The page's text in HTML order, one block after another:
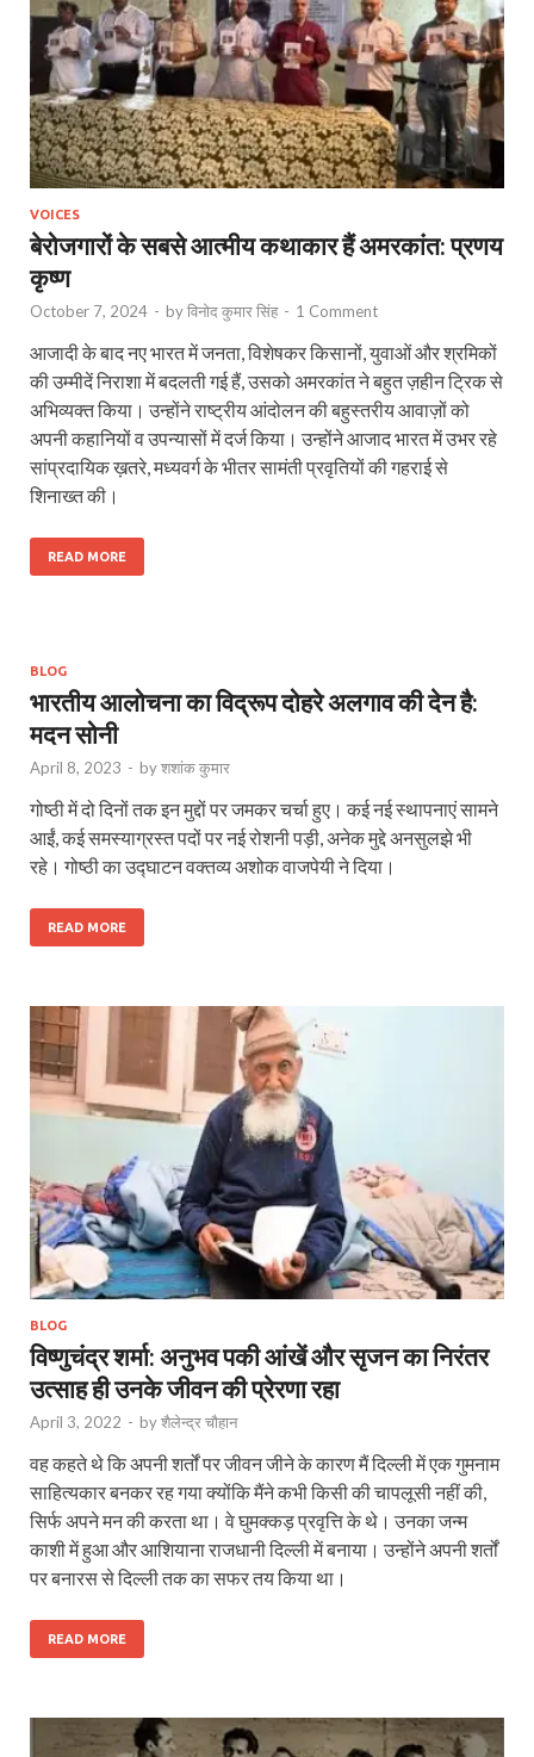
VOICES
बेरोजगारों के सबसे आत्मीय कथाकार हैं अमरकांत: प्रणय
कृष्‍ण
October 7, 2024 - byविनोद कुमार सिंह - 1 Comment
आजादी के बाद नए भारत में जनता, विशेषकर किसानों, युवाओं और श्रमिकों
की उम्मीदें निराशा में बदलती गई हैं, उसको अमरकांत ने बहुत ज़हीन ट्रिक से
अभिव्यक्त किया। उन्होंने राष्ट्रीय आंदोलन की बहुस्तरीय आवाज़ों को
अपनी कहानियों व उपन्यासों में दर्ज किया। उन्होंने आजाद भारत में उभर रहे
सांप्रदायिक ख़तरे, मध्यवर्ग के भीतर सामंती प्रवृतियों की गहराई से
शिनाख्त की।
READ MORE
BLOG
भारतीय आलोचना का विद्रूप दोहरे अलगाव की देन है:
मदन सोनी
April 8, 2023 - byशशांक कुमार
गोष्ठी में दो दिनों तक इन मुद्दों पर जमकर चर्चा हुए। कई नई स्थापनाएं सामने
आईं, कई समस्याग्रस्त पदों पर नई रोशनी पड़ी, अनेक मुद्दे अनसुलझे भी
रहे। गोष्ठी का उद्घाटन वक्तव्य अशोक वाजपेयी ने दिया।
READ MORE
BLOG
विष्णुचंद्र शर्मा: अनुभव पकी आंखें और सृजन का निरंतर
उत्साह ही उनके जीवन की प्रेरणा रहा
April 3, 2022 - byशैलेन्द्र चौहान
वह कहते थे कि अपनी शर्तों पर जीवन जीने के कारण मैं दिल्ली में एक गुमनाम
साहित्यकार बनकर रह गया क्योंकि मैंने कभी किसी की चापलूसी नहीं की,
सिर्फ अपने मन की करता था। वे घुमक्कड़ प्रवृत्ति के थे। उनका जन्म
काशी में हुआ और आशियाना राजधानी दिल्ली में बनाया। उन्होंने अपनी शर्तों
पर बनारस से दिल्ली तक का सफर तय किया था।
READ MORE